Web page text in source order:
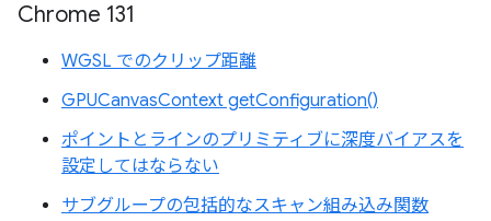
Chrome 131
WGSL でのクリップ距離
GPUCanvasContext getConfiguration()
ポイントとラインのプリミティブに深度バイアスを
設定してはならない
サブグループの包括的なスキャン組み込み関数